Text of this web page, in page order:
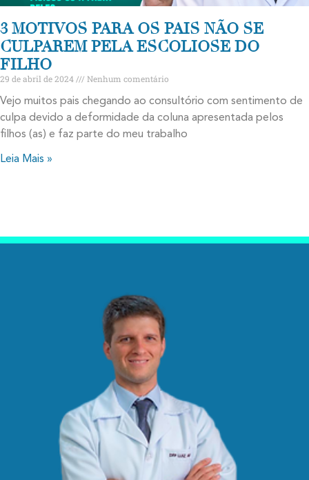
3 MOTIVOS PARA OS PAIS NÃO SE
CULPAREM PELA ESCOLIOSE DO
FILHO
29 de abril de 2024 Nenhum comentário
Vejo muitos pais chegando ao consultório com sentimento de
culpa devido a deformidade da coluna apresentada pelos
filhos (as) e faz parte do meu trabalho
Leia Mais »